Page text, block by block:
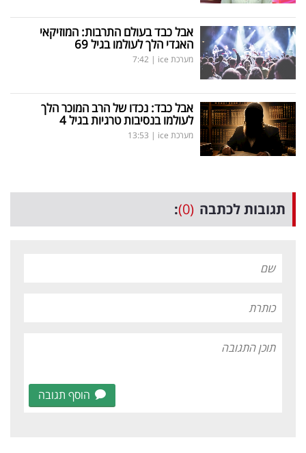
אבל כבד בעולם התרבות: המוזיקאי
האגדי הלך לעולמו בגיל 69
מערכת ice |
7:42
אבל כבד: נכדו של הרב המוכר הלך
לעולמו בנסיבות טרגיות בגיל 4
מערכת ice |
13:53
תגובות לכתבה (0)
:
הוסף תגובה